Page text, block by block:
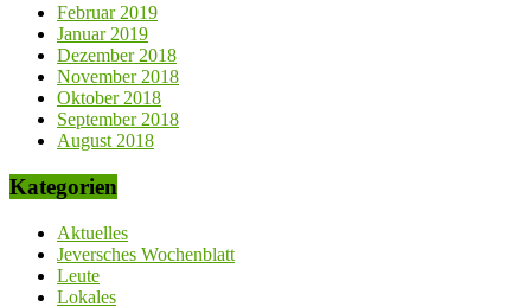
Februar 2019
Januar 2019
Dezember 2018
November 2018
Oktober 2018
September 2018
August 2018
Kategorien
Aktuelles
Jeversches Wochenblatt
Leute
Lokales